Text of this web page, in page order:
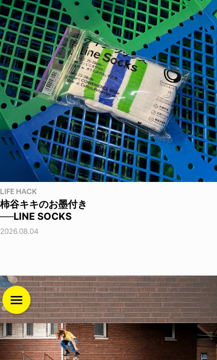
LIFE HACK
柿谷キキのお墨付き
──LINE SOCKS
2026.08.04